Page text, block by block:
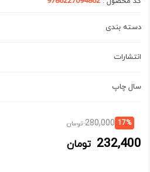
دسته بندی
انتشارات
سال چاپ
17%
280,000 تومانقیمت
232,400 تومان
قیمت
232,400 تومان.